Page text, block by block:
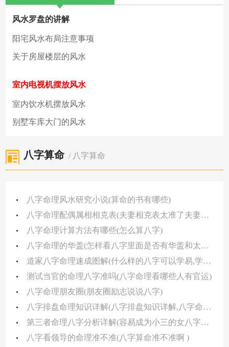
风水罗盘的讲解
阳宅风水布局注意事项
关于房屋楼层的风水
室内电视机摆放风水
室内饮水机摆放风水
别墅车库大门的风水
八字算命/ 八字算命
八字命理风水研究小说(算命的书有哪些)
八字命理配偶属相相克表(夫妻相克表太准了夫妻五行相克化解方法)
八字命理计算方法有哪些(怎么算八字)
八字命理的华盖(怎样看八字里面是否有华盖和太极 )
道家八字命理速成图解(什么样的八字可以学易,学道,学佛)
测试当官的命理八字准吗(八字命理看哪些人有官运)
八字命理朋友圈(朋友圈励志说说八字)
八字排盘命理知识详解(八字排盘知识详解,八字命盘全部解析)
第三者命理八字分析详解(容易成为小三的女八字特征)
八字看领导的命理准不准(八字算命准不准啊 )